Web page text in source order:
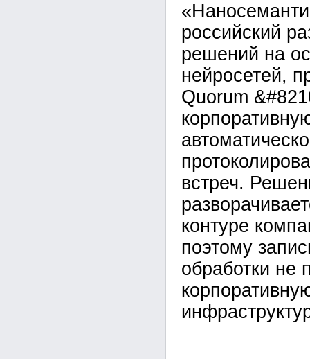
российский
решений на
нейросетей,
Quorum
встреч.
контуре
поэтому
обработки не